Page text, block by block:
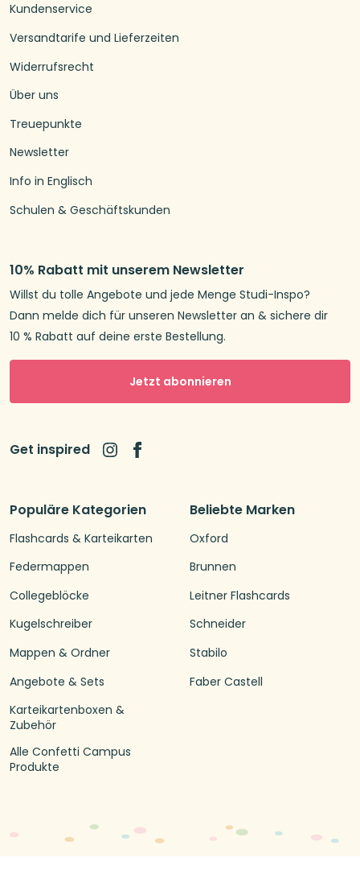
Populäre Kategorien
Flashcards & Karteikarten
Federmappen
Collegeblöcke
Kugelschreiber
Mappen & Ordner
Angebote & Sets
Karteikartenboxen &
Zubehör
Alle Confetti Campus
Produkte
Beliebte Marken
Oxford
Brunnen
Leitner Flashcards
Schneider
Stabilo
Faber Castell
Kundenservice
Versandtarife und Lieferzeiten
Widerrufsrecht
Über uns
Treuepunkte
Newsletter
Info in Englisch
Schulen & Geschäftskunden
10% Rabatt mit unserem Newsletter
Willst du tolle Angebote und jede Menge Studi-Inspo?
Dann melde dich für unseren Newsletter an & sichere dir
10 % Rabatt auf deine erste Bestellung.
Jetzt abonnieren
Get inspired